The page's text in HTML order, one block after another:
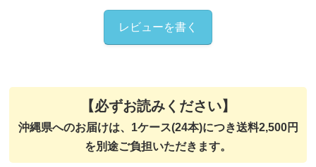
レビューを書く
【必ずお読みください】
沖縄県へのお届けは、1ケース(24本)につき送料2,500円
を別途ご負担いただきます。